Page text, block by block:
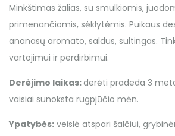
Minkštimas žalias, su smulkiomis,
primenančiomis, sėklytėmis. Puikaus
ananasų aromato, saldus, sultingas.
vartojimui ir perdirbimui.
Derėjimo laikas:derėti pradeda 3
vaisiai sunoksta rugpjūčio mėn.
Ypatybės: veislė atspari šalčiui,